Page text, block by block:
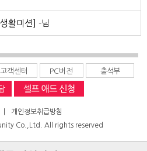
활미션] -님
고객센터 PC버전 출석부
개인정보취급방침
Co.,Ltd. All rights reserved